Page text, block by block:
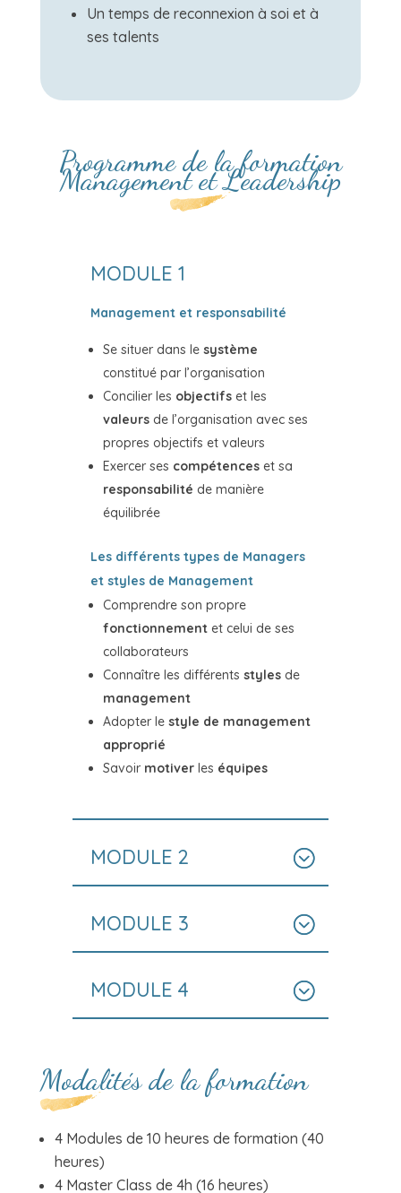
Un temps de reconnexion à soi et à
ses talents
Programme de la formation
Management et Leadership
MODULE 1
Management et responsabilité
Se situer dans le système
constitué par l’organisation
Concilier les objectifset les
valeursde l’organisation avec ses
propres objectifs et valeurs
Exercer ses compétenceset sa
responsabilité de manière
équilibrée
Les différents types de Managers
et styles de Management
Comprendre son propre
fonctionnementet celui de ses
collaborateurs
Connaître les différents stylesde
management
Adopter le style de management
approprié
Savoirmotiver les équipes
MODULE 2
MODULE 3
MODULE 4
Modalités de la formation
4 Modules de 10 heures de formation (40
heures)
4 Master Class de 4h (16 heures)